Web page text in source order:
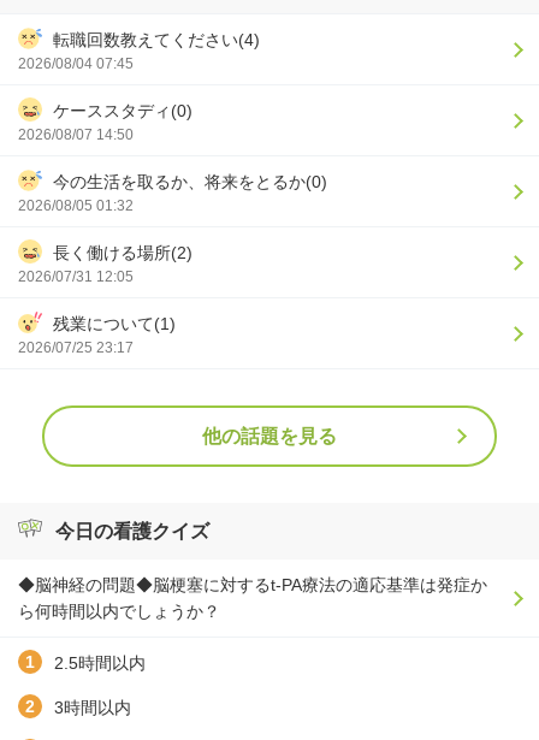
転職回数教えてください(4)
2026/08/04 07:45
ケーススタディ(0)
2026/08/07 14:50
今の生活を取るか、将来をとるか(0)
2026/08/05 01:32
長く働ける場所(2)
2026/07/31 12:05
残業について(1)
2026/07/25 23:17
他の話題を見る
今日の看護クイズ
◆脳神経の問題◆脳梗塞に対するt-PA療法の適応基準は発症か
ら何時間以内でしょうか？
2.5時間以内
3時間以内